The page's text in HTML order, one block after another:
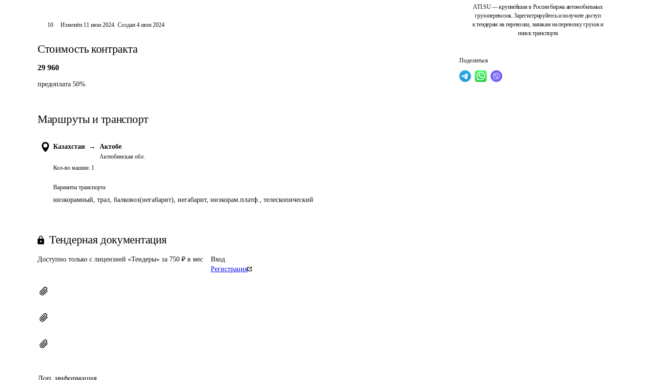
ATI.SU — крупнейшая в России биржа автомобильных
грузоперевозок. Зарегистрируйтесь и получите доступ
к тендерам на перевозки, заявкам на перевозку грузов и
поиск транспорта
Поделиться
10 Изменён 11 июн 2024. Создан 4 июн 2024
Стоимость контракта
29 960
предоплата 50%
Маршруты и транспорт
Казахстан → Актобе
Актюбинская обл.
Кол-во машин: 1
Варианты транспорта
низкорамный, трал, балковоз(негабарит), негабарит, низкорам.платф., телескопический
Тендерная документация
Доступно только с лицензией «Тендеры» за 750 ₽ в мес
Вход
Регистрация
Доп. информация